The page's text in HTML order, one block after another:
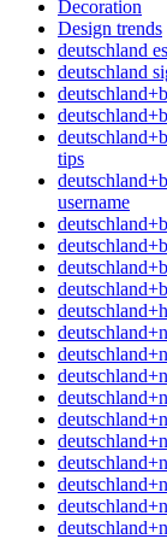
Decoration
Design trends
deutschland
deutschland
tips
username